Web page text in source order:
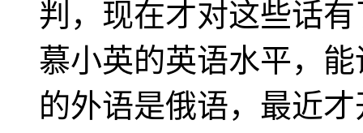
判，现在才对这些话
慕小英的英语水平，
的外语是俄语，最近